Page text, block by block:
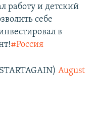
работу и детский
себе
в
#Россия
August